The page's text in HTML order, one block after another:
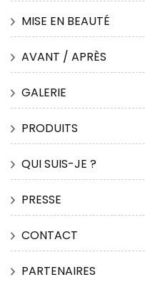
MISE EN BEAUTÉ
AVANT / APRÈS
GALERIE
PRODUITS
QUI SUIS-JE ?
PRESSE
CONTACT
PARTENAIRES